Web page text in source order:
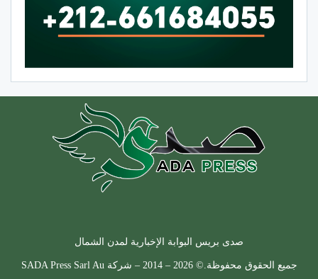
صدى بريس البوابة الإخبارية لمدن الشمال
جميع الحقوق محفوظة.© 2026 – 2014 – شركة SADA Press Sarl Au